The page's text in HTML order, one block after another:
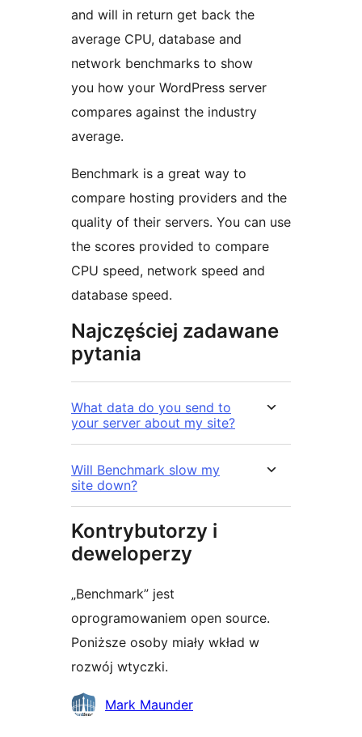
and will in return get back the
average CPU, database and
network benchmarks to show
you how your WordPress server
compares against the industry
average.
Benchmark is a great way to
compare hosting providers and the
quality of their servers. You can use
the scores provided to compare
CPU speed, network speed and
database speed.
Najczęściej zadawane
pytania
What data do you send to
your server about my site?
Will Benchmark slow my
site down?
Kontrybutorzy i
deweloperzy
„Benchmark” jest
oprogramowaniem open source.
Poniższe osoby miały wkład w
rozwój wtyczki.
Zaangażowani
Mark Maunder